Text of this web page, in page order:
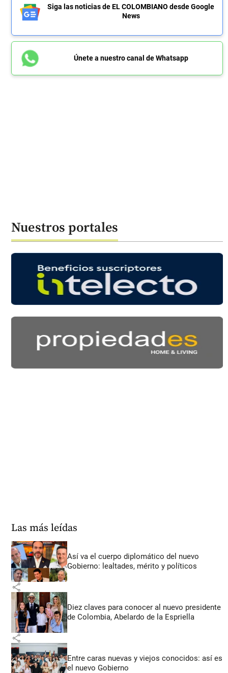
Siga las noticias de EL COLOMBIANO desde Google
News
Únete a nuestro canal de Whatsapp
Nuestros portales
Las más leídas
Así va el cuerpo diplomático del nuevo
Gobierno: lealtades, mérito y políticos
share
Diez claves para conocer al nuevo presidente
de Colombia, Abelardo de la Espriella
share
Entre caras nuevas y viejos conocidos: así es
el nuevo Gobierno